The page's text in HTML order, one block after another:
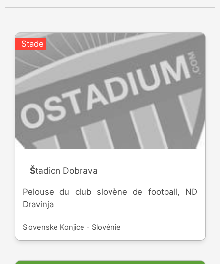
Stade
Štadion Dobrava
Pelouse du club slovène de football, ND
Dravinja
Slovenske Konjice - Slovénie